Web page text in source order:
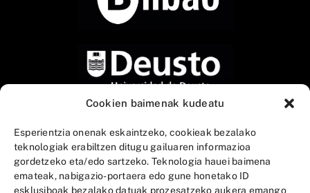
Cookien baimenak kudeatu
Esperientzia onenak eskaintzeko, cookieak bezalako
teknologiak erabiltzen ditugu gailuaren informazioa
gordetzeko eta/edo sartzeko. Teknologia hauei baimena
emateak, nabigazio-portaera edo gune honetako ID
esklusiboak bezalako datuak prozesatzeko aukera emango